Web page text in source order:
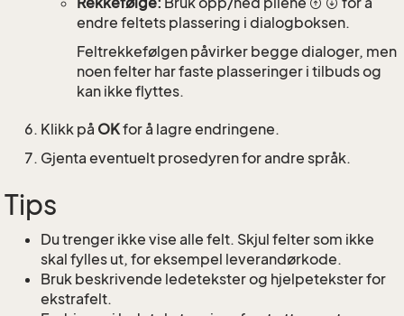
endre feltets plassering i dialogboksen.
Feltrekkefølgen påvirker begge dialoger, men
noen felter har faste plasseringer i tilbuds og
kan ikke flyttes.
Klikk på OKfor å lagre endringene.
Gjenta eventuelt prosedyren for andre språk.
Tips
Du trenger ikke vise alle felt. Skjul felter som ikke
skal fylles ut, for eksempel leverandørkode.
Bruk beskrivende ledetekster og hjelpetekster for
ekstrafelt.